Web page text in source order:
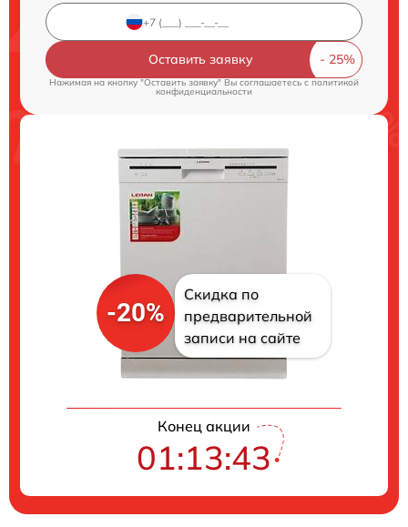
Оставить заявку
Нажимая на кнопку "Оставить заявку" Вы соглашаетесь cполитикой
конфиденциальности
-20%
Скидка по
предварительной
записи на сайте
Конец акции
01:13:42